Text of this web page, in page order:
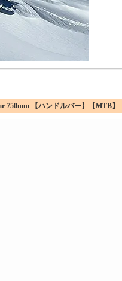
750mm 【ハンドルバー】【MTB】